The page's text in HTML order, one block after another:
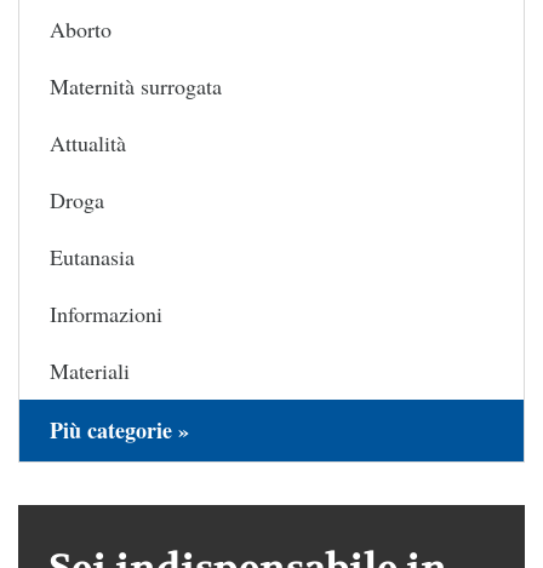
Aborto
Maternità surrogata
Attualità
Droga
Eutanasia
Informazioni
Materiali
Più categorie »